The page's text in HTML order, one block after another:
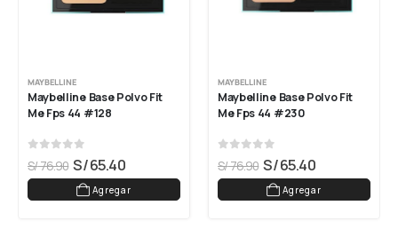
MAYBELLINE
Maybelline Base Polvo Fit
Me Fps 44 #128
out of 5
S/76.90 S/65.40
Agregar
MAYBELLINE
Maybelline Base Polvo Fit
Me Fps 44 #230
out of 5
S/76.90 S/65.40
Agregar